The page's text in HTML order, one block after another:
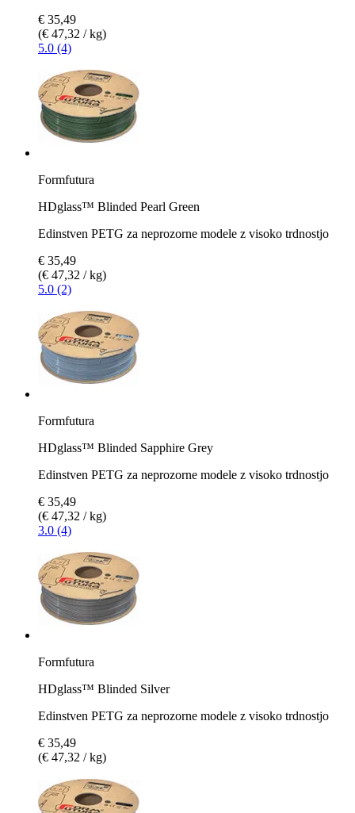
€ 35,49
(€ 47,32 / kg)
5.0 (4)
Formfutura
HDglass™ Blinded Pearl Green
Edinstven PETG za neprozorne modele z visoko trdnostjo
€ 35,49
(€ 47,32 / kg)
5.0 (2)
Formfutura
HDglass™ Blinded Sapphire Grey
Edinstven PETG za neprozorne modele z visoko trdnostjo
€ 35,49
(€ 47,32 / kg)
3.0 (4)
Formfutura
HDglass™ Blinded Silver
Edinstven PETG za neprozorne modele z visoko trdnostjo
€ 35,49
(€ 47,32 / kg)